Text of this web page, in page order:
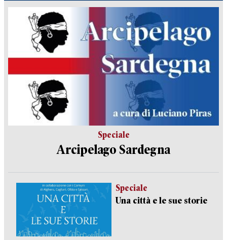
Speciale
Arcipelago Sardegna
Speciale
Una città e le sue storie